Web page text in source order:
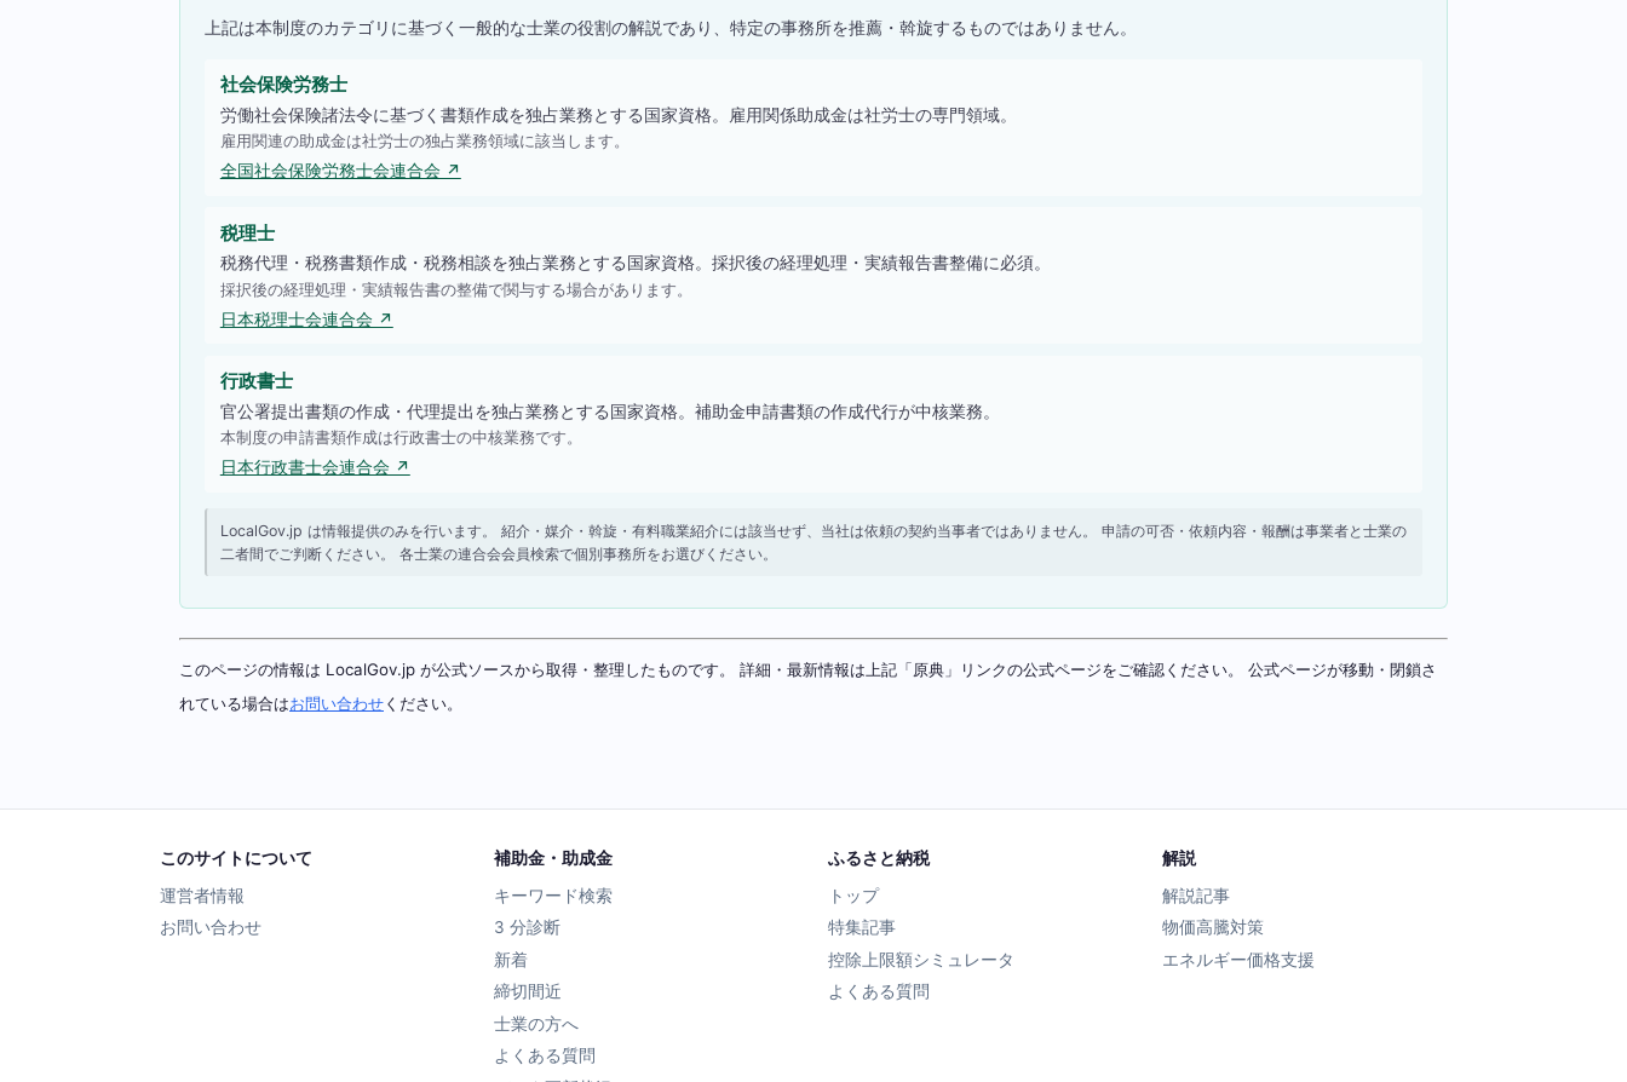
上記は本制度のカテゴリに基づく一般的な士業の役割の解説であり、特定の事務所を推薦・斡旋するものではありません。
社会保険労務士
労働社会保険諸法令に基づく書類作成を独占業務とする国家資格。雇用関係助成金は社労士の専門領域。
雇用関連の助成金は社労士の独占業務領域に該当します。
全国社会保険労務士会連合会 ↗
税理士
税務代理・税務書類作成・税務相談を独占業務とする国家資格。採択後の経理処理・実績報告書整備に必須。
採択後の経理処理・実績報告書の整備で関与する場合があります。
日本税理士会連合会 ↗
行政書士
官公署提出書類の作成・代理提出を独占業務とする国家資格。補助金申請書類の作成代行が中核業務。
本制度の申請書類作成は行政書士の中核業務です。
日本行政書士会連合会 ↗
LocalGov.jp は情報提供のみを行います。 紹介・媒介・斡旋・有料職業紹介には該当せず、当社は依頼の契約当事者ではありません。 申請の可否・依頼内容・報酬は事業者と士業の
二者間でご判断ください。 各士業の連合会会員検索で個別事務所をお選びください。
このページの情報は LocalGov.jp が公式ソースから取得・整理したものです。 詳細・最新情報は上記「原典」リンクの公式ページをご確認ください。 公式ページが移動・閉鎖さ
れている場合はお問い合わせください。
このサイトについて
運営者情報
お問い合わせ
補助金・助成金
キーワード検索
3 分診断
新着
締切間近
士業の方へ
よくある質問
ふるさと納税
トップ
特集記事
控除上限額シミュレータ
よくある質問
解説
解説記事
物価高騰対策
エネルギー価格支援